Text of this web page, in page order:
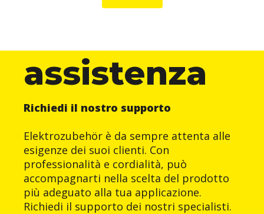
assistenza
Richiedi il nostro supporto
Elektrozubehör è da sempre attenta alle
esigenze dei suoi clienti. Con
professionalità e cordialità, può
accompagnarti nella scelta del prodotto
più adeguato alla tua applicazione.
Richiedi il supporto dei nostri specialisti.